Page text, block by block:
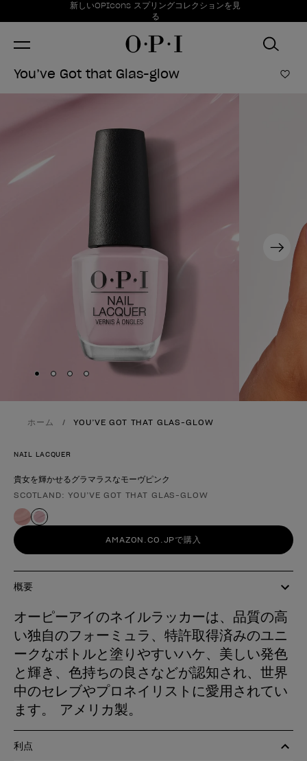
お得情報新しいOPIcons スプリングコレクションを見
る
Item 1 of 1
You’ve Got that Glas-glow ほ
Next
Skip to slide
Skip to slide2
Skip to slide3
Skip to slide4
ホーム YOU’VE GOT THAT GLAS-GLOW
NAIL LACQUER
貴女を輝かせるグラマラスなモーヴピンク
製品形態
SCOTLAND: YOU’VE GOT THAT GLAS-GLOW
AMAZON.CO.JPで購入
概要
オーピーアイのネイルラッカーは、品質の高
い独自のフォーミュラ、特許取得済みのユニ
ークなボトルと塗りやすいハケ、美しい発色
と輝き、色持ちの良さなどが認知され、世界
中のセレブやプロネイリストに愛用されてい
ます。 アメリカ製。
利点